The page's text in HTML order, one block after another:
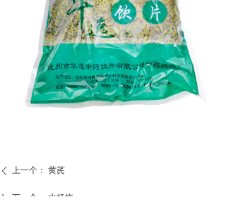
ꄴ 上一个： 黄芪
ꄲ 下一个： 水杨梅